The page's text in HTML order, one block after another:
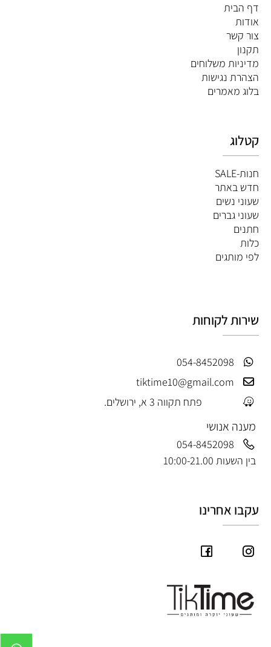
דף הבית
אודות
צור קשר
תקנון
מדיניות משלוחים
הצהרת נגישות
בלוג מאמרים
קטלוג
חנות-SALE
חדש באתר
שעוני נשים
שעוני גברים
חתנים
כלות
לפי מותגים
שירות לקוחות
054-8452098
tiktime10@gmail.com
פתח תקווה 3 א, ירושלים.
מענה אנושי
054-8452098
בין השעות 10:00-21.00
עקבו אחרינו